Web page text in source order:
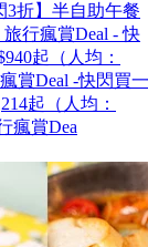
3折】半自助午餐
行瘋賞Deal - 快
起（人均：
賞Deal -快閃買一
起（人均：
瘋賞Dea